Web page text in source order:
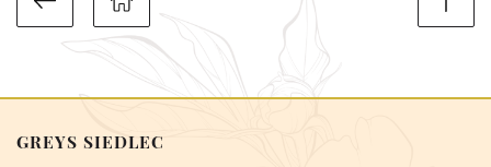
GREYS SIEDLEC